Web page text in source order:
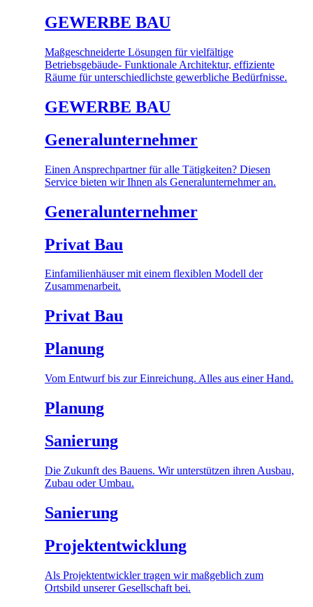
GEWERBE BAU
Maßgeschneiderte Lösungen für vielfältige
Betriebsgebäude- Funktionale Architektur, effiziente
Räume für unterschiedlichste gewerbliche Bedürfnisse.
GEWERBE BAU
Generalunternehmer
Einen Ansprechpartner für alle Tätigkeiten? Diesen
Service bieten wir Ihnen als Generalunternehmer an.
Generalunternehmer
Privat Bau
Einfamilienhäuser mit einem flexiblen Modell der
Zusammenarbeit.
Privat Bau
Planung
Vom Entwurf bis zur Einreichung. Alles aus einer Hand.
Planung
Sanierung
Die Zukunft des Bauens. Wir unterstützen ihren Ausbau,
Zubau oder Umbau.
Sanierung
Projektentwicklung
Als Projektentwickler tragen wir maßgeblich zum
Ortsbild unserer Gesellschaft bei.